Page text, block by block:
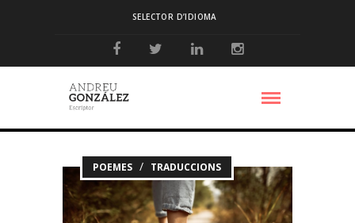
SELECTOR D’IDIOMA
POEMES / TRADUCCIONS